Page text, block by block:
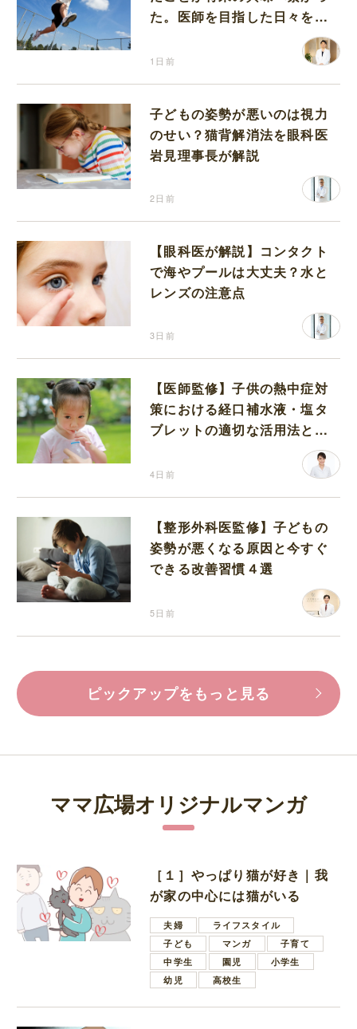
た。医師を目指した日々を振
1日前
子どもの姿勢が悪いのは視力
のせい？猫背解消法を眼科医
岩見理事長が解説
2日前
【眼科医が解説】コンタクト
で海やプールは大丈夫？水と
レンズの注意点
3日前
【医師監修】子供の熱中症対
策における経口補水液・塩タ
ブレットの適切な活用法と水
4日前
【整形外科医監修】子どもの
姿勢が悪くなる原因と今すぐ
できる改善習慣４選
5日前
ピックアップをもっと見る
ママ広場オリジナルマンガ
［１］やっぱり猫が好き｜我
が家の中心には猫がいる
夫婦
ライフスタイル
子ども
マンガ
子育て
中学生
園児
小学生
幼児
高校生